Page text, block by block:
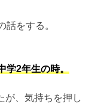
話をする。
学2年生の時。
が、気持ちを押し